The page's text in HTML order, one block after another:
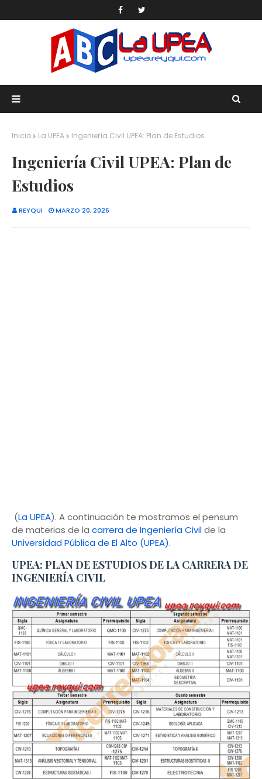
Inicio La UPEA Ingeniería Civil UPEA: Plan de Estudios
Ingeniería Civil UPEA: Plan de
Estudios
REYQUI MARZO 20, 2026
(La UPEA). A continuación te mostramos el pensum
de materias de la carrera de Ingeniería Civilde la
Universidad Pública de El Alto (UPEA).
UPEA: PLAN DE ESTUDIOS DE LA CARRERA DE
INGENIERÍA CIVIL